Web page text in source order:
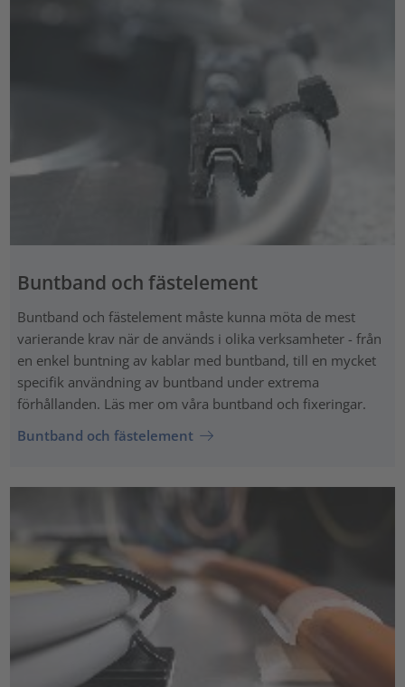
Buntband och fästelement
Buntband och fästelement måste kunna möta de mest
varierande krav när de används i olika verksamheter - från
en enkel buntning av kablar med buntband, till en mycket
specifik användning av buntband under extrema
förhållanden. Läs mer om våra buntband och fixeringar.
Buntband och fästelement